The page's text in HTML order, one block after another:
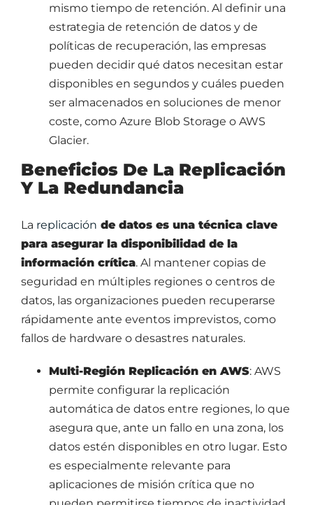
mismo tiempo de retención. Al definir una
estrategia de retención de datos y de
políticas de recuperación, las empresas
pueden decidir qué datos necesitan estar
disponibles en segundos y cuáles pueden
ser almacenados en soluciones de menor
coste, como Azure Blob Storage o AWS
Glacier.
Beneficios De La Replicación
Y La Redundancia
La replicación de datos es una técnica clave
para asegurar la disponibilidad de la
información crítica. Al mantener copias de
seguridad en múltiples regiones o centros de
datos, las organizaciones pueden recuperarse
rápidamente ante eventos imprevistos, como
fallos de hardware o desastres naturales.
Multi-Región Replicación en AWS: AWS
permite configurar la replicación
automática de datos entre regiones, lo que
asegura que, ante un fallo en una zona, los
datos estén disponibles en otro lugar. Esto
es especialmente relevante para
aplicaciones de misión crítica que no